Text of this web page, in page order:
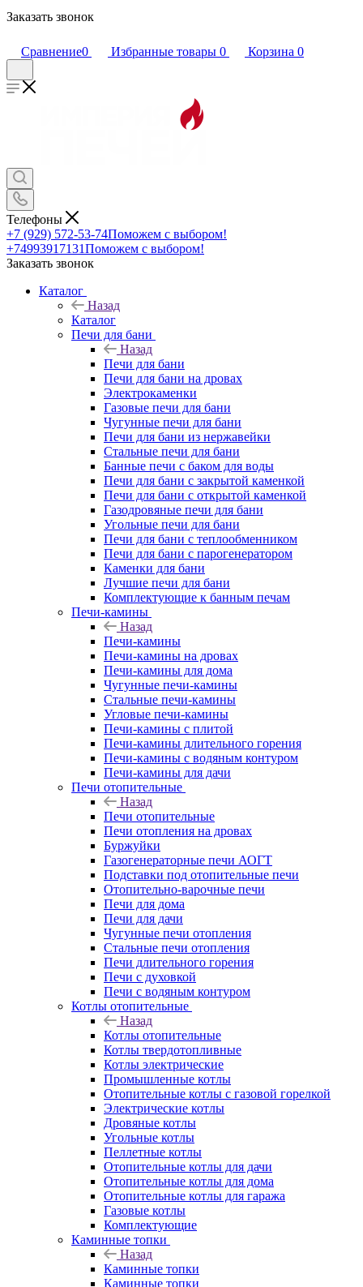
Заказать звонок
Сравнение0 Избранные товары 0 Корзина 0
Телефоны
+7 (929) 572-53-74Поможем с выбором!
+74993917131Поможем с выбором!
Заказать звонок
Каталог
Назад
Каталог
Печи для бани
Назад
Печи для бани
Печи для бани на дровах
Электрокаменки
Газовые печи для бани
Чугунные печи для бани
Печи для бани из нержавейки
Стальные печи для бани
Банные печи с баком для воды
Печи для бани с закрытой каменкой
Печи для бани с открытой каменкой
Газодровяные печи для бани
Угольные печи для бани
Печи для бани с теплообменником
Печи для бани с парогенератором
Каменки для бани
Лучшие печи для бани
Комплектующие к банным печам
Печи-камины
Назад
Печи-камины
Печи-камины на дровах
Печи-камины для дома
Чугунные печи-камины
Стальные печи-камины
Угловые печи-камины
Печи-камины с плитой
Печи-камины длительного горения
Печи-камины с водяным контуром
Печи-камины для дачи
Печи отопительные
Назад
Печи отопительные
Печи отопления на дровах
Буржуйки
Газогенераторные печи АОГТ
Подставки под отопительные печи
Отопительно-варочные печи
Печи для дома
Печи для дачи
Чугунные печи отопления
Стальные печи отопления
Печи длительного горения
Печи с духовкой
Печи с водяным контуром
Котлы отопительные
Назад
Котлы отопительные
Котлы твердотопливные
Котлы электрические
Промышленные котлы
Отопительные котлы с газовой горелкой
Электрические котлы
Дровяные котлы
Угольные котлы
Пеллетные котлы
Отопительные котлы для дачи
Отопительные котлы для дома
Отопительные котлы для гаража
Газовые котлы
Комплектующие
Каминные топки
Назад
Каминные топки
Каминные топки